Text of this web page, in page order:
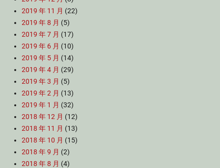
2019 年 11 月 (22)
2019 年 8 月 (5)
2019 年 7 月 (17)
2019 年 6 月 (10)
2019 年 5 月 (14)
2019 年 4 月 (29)
2019 年 3 月 (5)
2019 年 2 月 (13)
2019 年 1 月 (32)
2018 年 12 月 (12)
2018 年 11 月 (13)
2018 年 10 月 (15)
2018 年 9 月 (2)
2018 年 8 月 (4)